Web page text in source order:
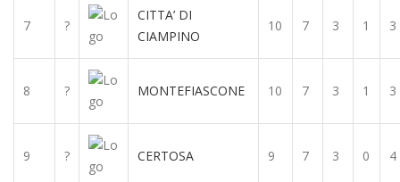
7 ?
CITTA’ DI
CIAMPINO
10 7 3 1 3
8 ? MONTEFIASCONE 10 7 3 1 3
9 ? CERTOSA 9 7 3 0 4